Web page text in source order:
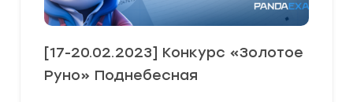
[17-20.02.2023] Конкурс «Золотое
Руно» Поднебесная